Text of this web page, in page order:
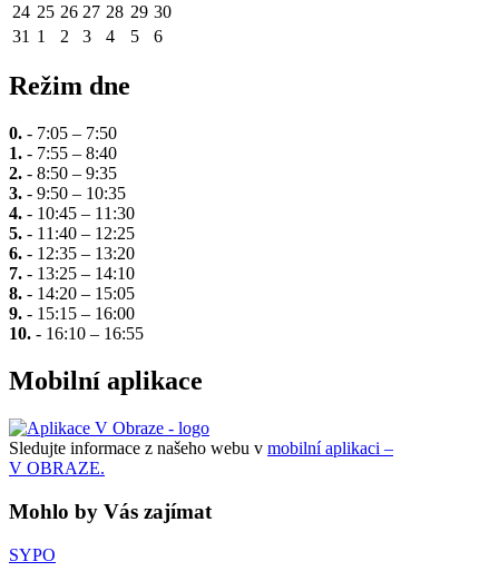
24 25 26 27 28 29 30
31 1 2 3 4 5 6
Režim dne
0. - 7:05 – 7:50
1. - 7:55 – 8:40
2. - 8:50 – 9:35
3. - 9:50 – 10:35
4. - 10:45 – 11:30
5. - 11:40 – 12:25
6. - 12:35 – 13:20
7. - 13:25 – 14:10
8. - 14:20 – 15:05
9. - 15:15 – 16:00
10. - 16:10 – 16:55
Mobilní aplikace
Sledujte informace z našeho webu v mobilní aplikaci –
V OBRAZE.
Mohlo by Vás zajímat
SYPO